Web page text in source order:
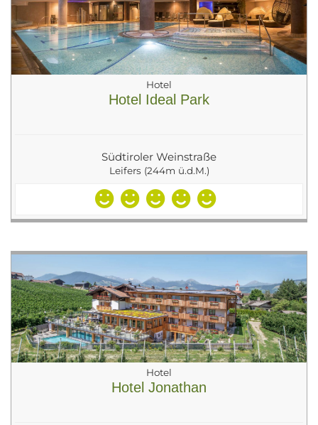
Hotel
Hotel Ideal Park
Südtiroler Weinstraße
Leifers (244m ü.d.M.)
Hotel
Hotel Jonathan